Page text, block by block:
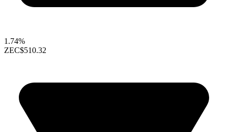
1.74%
ZEC$510.32